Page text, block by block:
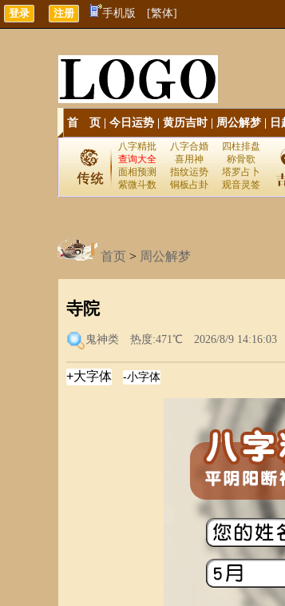
手机版 [繁体]
首 页 今日运势 黄历吉时| 周公解梦 日
八字精批 八字合婚
四柱排盘
查询大全
喜用神
称骨歌
面相预测
指纹运势
塔罗占卜
紫微斗数
铜板占卦 观音灵签
首页 > 周公解梦
寺院
鬼神类 热度:471℃ 2026/8/9 14:16:03